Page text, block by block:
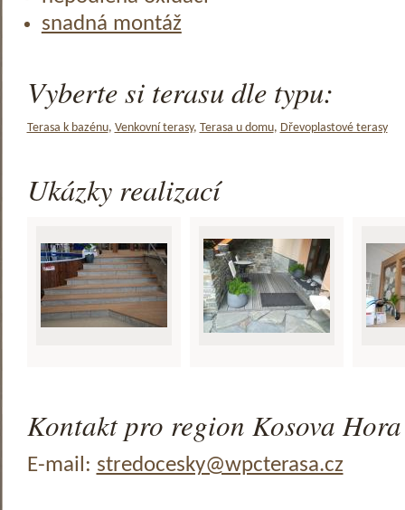
snadná montáž
Vyberte si terasu dle typu:
Terasa k bazénu, Venkovní terasy, Terasa u domu, Dřevoplastové terasy
Ukázky realizací
Kontakt pro region Kosova
E-mail: stredocesky@wpcterasa.cz